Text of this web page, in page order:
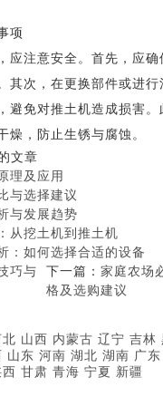
项
应注意安全。首先，应确
其次，在更换部件或进行
避免对推土机造成损害。
燥，防止生锈与腐蚀。
文章
理及应用
与选择建议
与发展趋势
从挖土机到推土机
：如何选择合适的设备
巧与
下一篇： 家庭农场
格及选购建议
北 山西 内蒙古 辽宁 吉林
山东 河南 湖北 湖南 广东
西 甘肃 青海 宁夏 新疆